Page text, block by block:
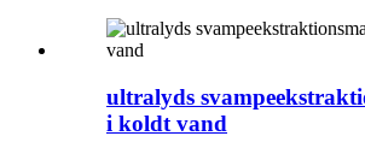
ultralyds
i koldt vand